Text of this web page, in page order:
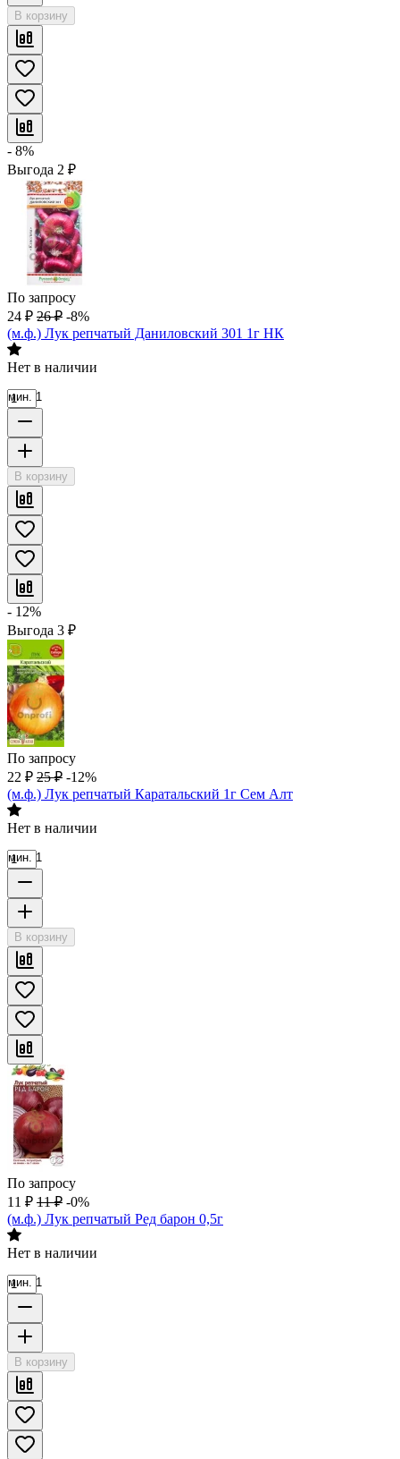
В корзину
- 8%
Выгода 2 ₽
По запросу
24 ₽ 26 ₽ -8%
(м.ф.) Лук репчатый Даниловский 301 1г НК
Нет в наличии
мин. 1
В корзину
- 12%
Выгода 3 ₽
По запросу
22 ₽ 25 ₽ -12%
(м.ф.) Лук репчатый Каратальский 1г Сем Алт
Нет в наличии
мин. 1
В корзину
По запросу
11 ₽ 11 ₽ -0%
(м.ф.) Лук репчатый Ред барон 0,5г
Нет в наличии
мин. 1
В корзину